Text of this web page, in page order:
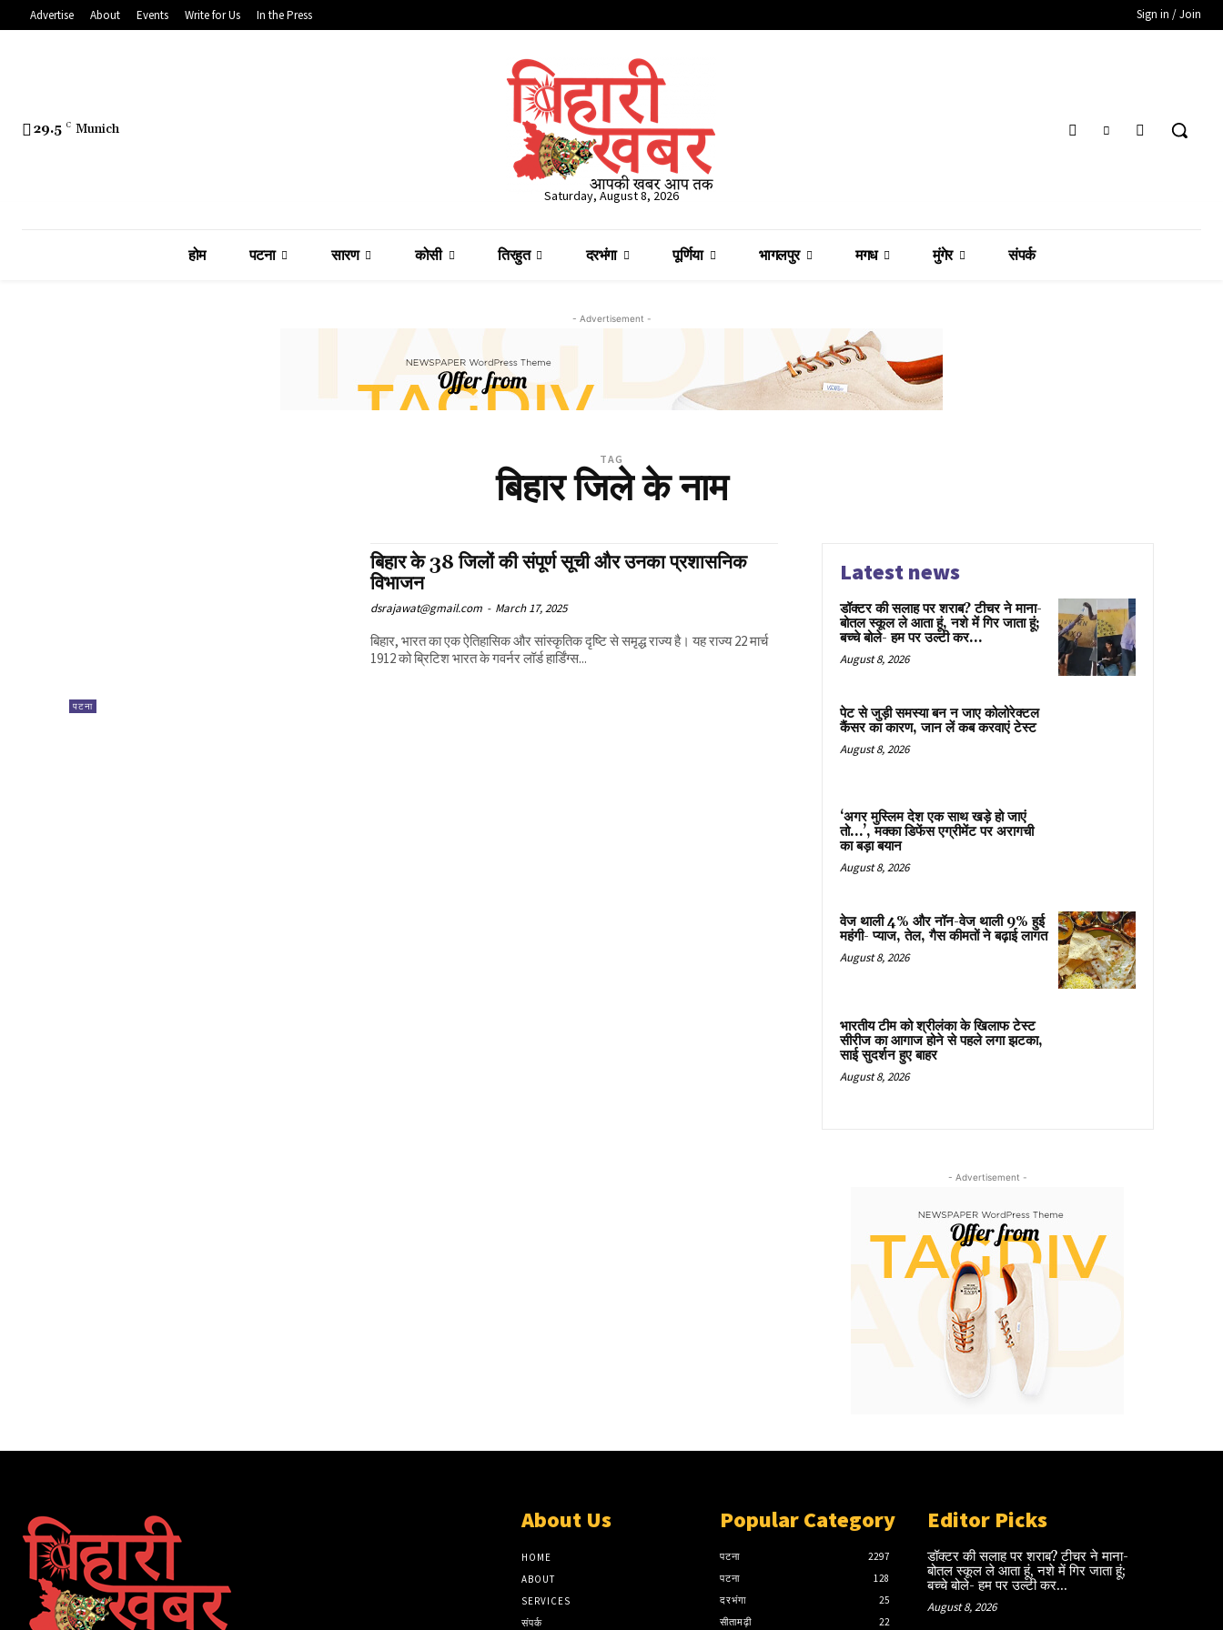
Advertise About Events Write for Us In the Press Sign in / Join
29.5 C Munich
Saturday, August 8, 2026
होम पटना सारण कोसी तिरहुत दरभंगा पूर्णिया भागलपुर मगध मुंगेर संपर्क
- Advertisement -
TAG
बिहार जिले के नाम
पटना
बिहार के 38 जिलों की संपूर्ण सूची और उनका प्रशासनिक
विभाजन
dsrajawat@gmail.com - March 17, 2025
बिहार, भारत का एक ऐतिहासिक और सांस्कृतिक दृष्टि से समृद्ध राज्य है। यह राज्य 22 मार्च
1912 को ब्रिटिश भारत के गवर्नर लॉर्ड हार्डिंग्स...
Latest news
डॉक्टर की सलाह पर शराब? टीचर ने माना-
बोतल स्कूल ले आता हूं, नशे में गिर जाता हूं;
बच्चे बोले- हम पर उल्टी कर...
August 8, 2026
पेट से जुड़ी समस्या बन न जाए कोलोरेक्टल
कैंसर का कारण, जान लें कब करवाएं टेस्ट
August 8, 2026
‘अगर मुस्लिम देश एक साथ खड़े हो जाएं
तो…’, मक्का डिफेंस एग्रीमेंट पर अरागची
का बड़ा बयान
August 8, 2026
वेज थाली 4% और नॉन-वेज थाली 9% हुई
महंगी- प्याज, तेल, गैस कीमतों ने बढ़ाई लागत
August 8, 2026
भारतीय टीम को श्रीलंका के खिलाफ टेस्ट
सीरीज का आगाज होने से पहले लगा झटका,
साई सुदर्शन हुए बाहर
August 8, 2026
- Advertisement -
About Us
HOME
ABOUT
SERVICES
संपर्क
Popular Category
पटना
2297
पटना
128
दरभंगा
25
सीतामढ़ी
22
Editor Picks
डॉक्टर की सलाह पर शराब? टीचर ने माना-
बोतल स्कूल ले आता हूं, नशे में गिर जाता हूं;
बच्चे बोले- हम पर उल्टी कर...
August 8, 2026